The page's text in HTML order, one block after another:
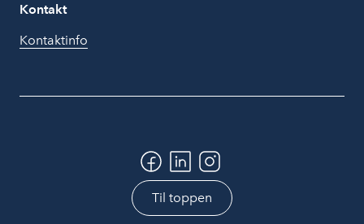
Kontakt
Kontaktinfo
Til toppen